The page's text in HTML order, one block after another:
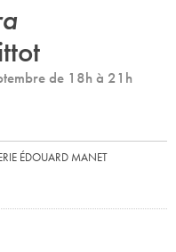
de 18h à 21h
ÉDOUARD MANET